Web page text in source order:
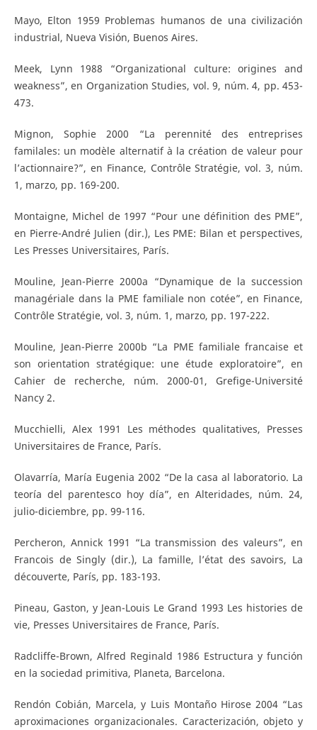
Mayo, Elton 1959 Problemas humanos de una civilización
industrial, Nueva Visión, Buenos Aires.
Meek, Lynn 1988 “Organizational culture: origines and
weakness”, en Organization Studies, vol. 9, núm. 4, pp. 453-
473.
Mignon, Sophie 2000 “La perennité des entreprises
familales: un modèle alternatif à la création de valeur pour
l’actionnaire?”, en Finance, Contrôle Stratégie, vol. 3, núm.
1, marzo, pp. 169-200.
Montaigne, Michel de 1997 “Pour une définition des PME”,
en Pierre-André Julien (dir.), Les PME: Bilan et perspectives,
Les Presses Universitaires, París.
Mouline, Jean-Pierre 2000a “Dynamique de la succession
managériale dans la PME familiale non cotée”, en Finance,
Contrôle Stratégie, vol. 3, núm. 1, marzo, pp. 197-222.
Mouline, Jean-Pierre 2000b “La PME familiale francaise et
son orientation stratégique: une étude exploratoire”, en
Cahier de recherche, núm. 2000-01, Grefige-Université
Nancy 2.
Mucchielli, Alex 1991 Les méthodes qualitatives, Presses
Universitaires de France, París.
Olavarría, María Eugenia 2002 “De la casa al laboratorio. La
teoría del parentesco hoy día”, en Alteridades, núm. 24,
julio-diciembre, pp. 99-116.
Percheron, Annick 1991 “La transmission des valeurs”, en
Francois de Singly (dir.), La famille, l’état des savoirs, La
découverte, París, pp. 183-193.
Pineau, Gaston, y Jean-Louis Le Grand 1993 Les histories de
vie, Presses Universitaires de France, París.
Radcliffe-Brown, Alfred Reginald 1986 Estructura y función
en la sociedad primitiva, Planeta, Barcelona.
Rendón Cobián, Marcela, y Luis Montaño Hirose 2004 “Las
aproximaciones organizacionales. Caracterización, objeto y